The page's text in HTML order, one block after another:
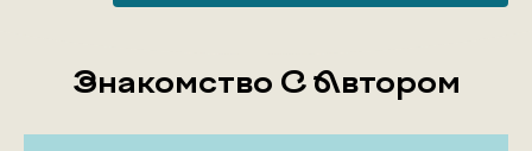
Знакомство С Автором